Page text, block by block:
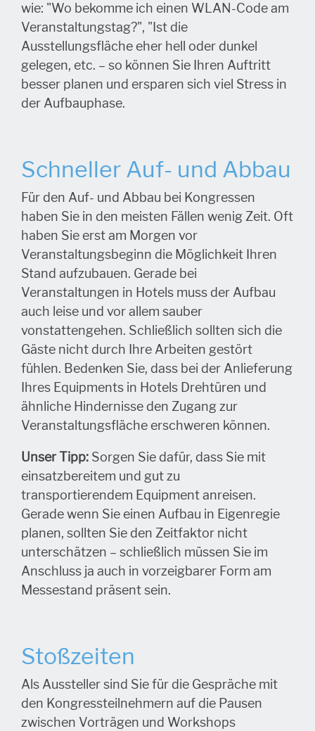
wie: "Wo bekomme ich einen WLAN-Code am
Veranstaltungstag?", "Ist die
Ausstellungsfläche eher hell oder dunkel
gelegen, etc. – so können Sie Ihren Auftritt
besser planen und ersparen sich viel Stress in
der Aufbauphase.
Schneller Auf- und Abbau
Für den Auf- und Abbau bei Kongressen
haben Sie in den meisten Fällen wenig Zeit. Oft
haben Sie erst am Morgen vor
Veranstaltungsbeginn die Möglichkeit Ihren
Stand aufzubauen. Gerade bei
Veranstaltungen in Hotels muss der Aufbau
auch leise und vor allem sauber
vonstattengehen. Schließlich sollten sich die
Gäste nicht durch Ihre Arbeiten gestört
fühlen. Bedenken Sie, dass bei der Anlieferung
Ihres Equipments in Hotels Drehtüren und
ähnliche Hindernisse den Zugang zur
Veranstaltungsfläche erschweren können.
Unser Tipp: Sorgen Sie dafür, dass Sie mit
einsatzbereitem und gut zu
transportierendem Equipment anreisen.
Gerade wenn Sie einen Aufbau in Eigenregie
planen, sollten Sie den Zeitfaktor nicht
unterschätzen – schließlich müssen Sie im
Anschluss ja auch in vorzeigbarer Form am
Messestand präsent sein.
Stoßzeiten
Als Aussteller sind Sie für die Gespräche mit
den Kongressteilnehmern auf die Pausen
zwischen Vorträgen und Workshops